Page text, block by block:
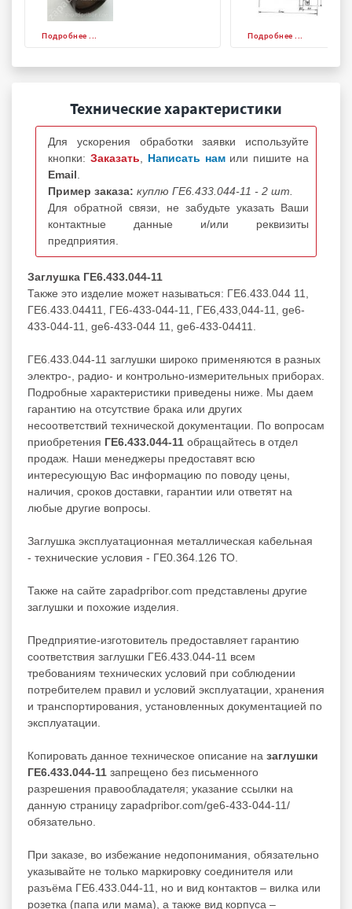
Подробнее ... Подробнее ...
Технические характеристики
Для ускорения обработки заявки используйте
кнопки: Заказать Написать нам или пишите на
Email
Пример заказа: куплю ГЕ6.433.044-11 - 2 шт.
Для обратной связи, не забудьте указать Ваши
контактные данные и/или реквизиты
предприятия.
Заглушка ГЕ6.433.044-11
Также это изделие может называться: ГЕ6.433.044 11,
ГЕ6.433.04411, ГЕ6-433-044-11, ГЕ6,433,044-11, ge6-
433-044-11, ge6-433-044 11, ge6-433-04411.
ГЕ6.433.044-11 заглушки широко применяются в разных
электро-, радио- и контрольно-измерительных приборах.
Подробные характеристики приведены ниже. Мы даем
гарантию на отсутствие брака или других
несоответствий технической документации. По вопросам
приобретения ГЕ6.433.044-11 обращайтесь в отдел
продаж. Наши менеджеры предоставят всю
интересующую Вас информацию по поводу цены,
наличия, сроков доставки, гарантии или ответят на
любые другие вопросы.
Заглушка эксплуатационная металлическая кабельная
- технические условия - ГЕ0.364.126 ТО.
Также на сайте zapadpribor.com представлены другие
заглушки и похожие изделия.
Предприятие-изготовитель предоставляет гарантию
соответствия заглушки ГЕ6.433.044-11 всем
требованиям технических условий при соблюдении
потребителем правил и условий эксплуатации, хранения
и транспортирования, установленных документацией по
эксплуатации.
Копировать данное техническое описание на заглушки
ГЕ6.433.044-11 запрещено без письменного
разрешения правообладателя; указание ссылки на
данную страницу zapadpribor.com/ge6-433-044-11/
обязательно.
При заказе, во избежание недопонимания, обязательно
указывайте не только маркировку соединителя или
разъёма ГЕ6.433.044-11, но и вид контактов – вилка или
розетка (папа или мама), а также вид корпуса –